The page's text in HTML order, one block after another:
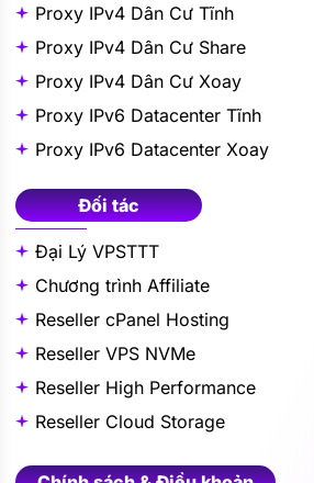
Proxy IPv4 Dân Cư Tĩnh
Proxy IPv4 Dân Cư Share
Proxy IPv4 Dân Cư Xoay
Proxy IPv6 Datacenter Tĩnh
Proxy IPv6 Datacenter Xoay
Đối tác
Đại Lý VPSTTT
Chương trình Affiliate
Reseller cPanel Hosting
Reseller VPS NVMe
Reseller High Performance
Reseller Cloud Storage